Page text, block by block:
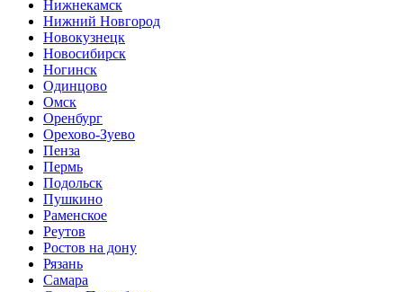
Нижнекамск
Нижний Новгород
Новокузнецк
Новосибирск
Ногинск
Одинцово
Омск
Оренбург
Орехово-Зуево
Пенза
Пермь
Подольск
Пушкино
Раменское
Реутов
Ростов на дону
Рязань
Самара